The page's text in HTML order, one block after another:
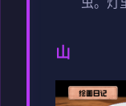
虫。灯
山